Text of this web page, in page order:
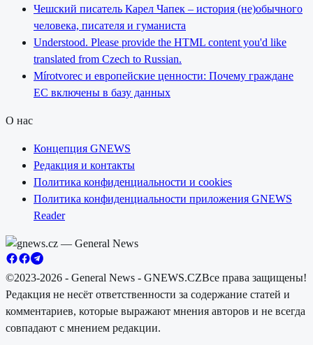
Чешский писатель Карел Чапек – история (не)обычного
человека, писателя и гуманиста
Understood. Please provide the HTML content you'd like
translated from Czech to Russian.
Mírotvorec и европейские ценности: Почему граждане
ЕС включены в базу данных
О нас
Концепция GNEWS
Редакция и контакты
Политика конфиденциальности и cookies
Политика конфиденциальности приложения GNEWS
Reader
©2023-2026 - General News - GNEWS.CZВсе права защищены!
Редакция не несёт ответственности за содержание статей и
комментариев, которые выражают мнения авторов и не всегда
совпадают с мнением редакции.